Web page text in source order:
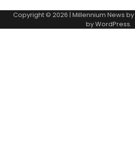
Copyright © 2026 | Millennium News by
byWordPress.